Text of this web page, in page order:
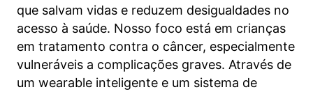
que salvam vidas e reduzem desigualdades no
acesso à saúde. Nosso foco está em crianças
em tratamento contra o câncer, especialmente
vulneráveis a complicações graves. Através de
um wearable inteligente e um sistema de